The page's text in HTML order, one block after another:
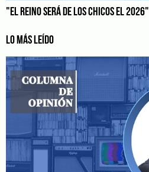
"EL REINO SERÁ DE LOS CHICOS EL 2026"
LO MÁS LEÍDO